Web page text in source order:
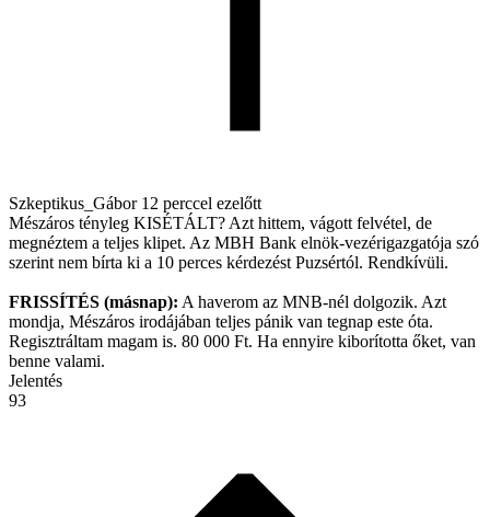
Szkeptikus_Gábor 12 perccel ezelőtt
Mészáros tényleg KISÉTÁLT? Azt hittem, vágott felvétel, de
megnéztem a teljes klipet. Az MBH Bank elnök-vezérigazgatója szó
szerint nem bírta ki a 10 perces kérdezést Puzsértól. Rendkívüli.
FRISSÍTÉS (másnap): A haverom az MNB-nél dolgozik. Azt
mondja, Mészáros irodájában teljes pánik van tegnap este óta.
Regisztráltam magam is. 80 000 Ft. Ha ennyire kiborította őket, van
benne valami.
Jelentés
93